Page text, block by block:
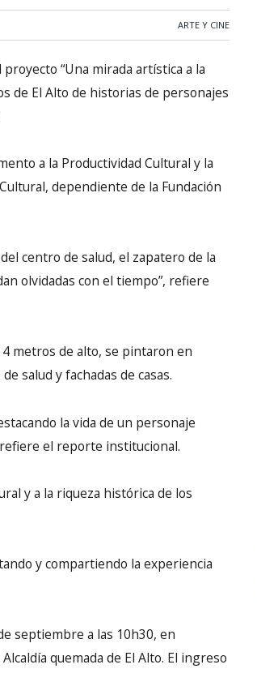
ARTE Y CINE
“Una mirada artística a la
de El Alto de historias de personajes
a la Productividad Cultural y la
dependiente de la Fundación
centro de salud, el zapatero de la
olvidadas con el tiempo”, refiere
metros de alto, se pintaron en
salud y fachadas de casas.
la vida de un personaje
el reporte institucional.
y a la riqueza histórica de los
y compartiendo la experiencia
septiembre a las 10h30, en
quemada de El Alto. El ingreso